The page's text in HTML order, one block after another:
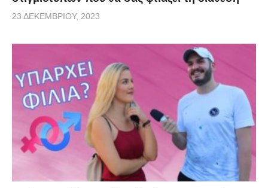
23 ΔΕΚΕΜΒΡΊΟΥ, 2023